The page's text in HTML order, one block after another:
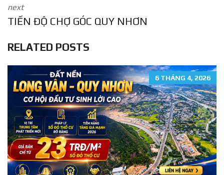
next
TIẾN ĐỘ CHỢ GÓC QUY NHƠN
RELATED POSTS
6 THÁNG 4, 2026